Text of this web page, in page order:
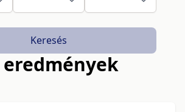
Keresés
eredmények